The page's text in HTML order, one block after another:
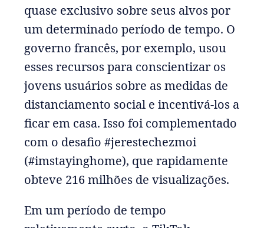
quase exclusivo sobre seus alvos por
um determinado período de tempo. O
governo francês, por exemplo, usou
esses recursos para conscientizar os
jovens usuários sobre as medidas de
distanciamento social e incentivá-los a
ficar em casa. Isso foi complementado
com o desafio #jerestechezmoi
(#imstayinghome), que rapidamente
obteve 216 milhões de visualizações.
Em um período de tempo